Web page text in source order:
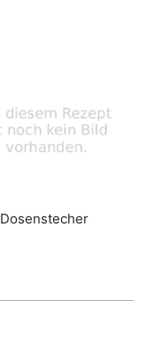
Dosenstecher